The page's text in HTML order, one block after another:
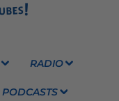
RADIO
PODCASTS